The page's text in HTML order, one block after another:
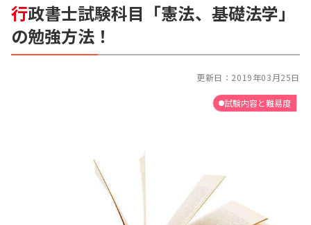
行政書士試験科目「憲法、基礎法学」
の勉強方法！
更新日： 2019年03月25日
試験内容と難易度